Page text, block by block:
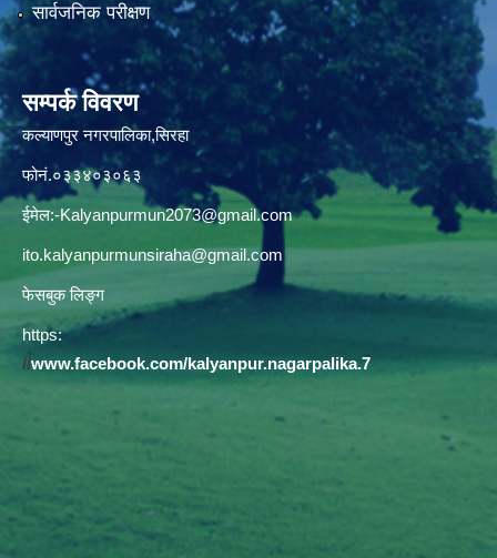
सार्वजनिक परीक्षण
सम्पर्क विवरण
कल्याणपुर नगरपालिका,सिरहा
फोनं.०३३४०३०६३
ईमेल:-Kalyanpurmun2073@gmail.com
ito.kalyanpurmunsiraha@gmail.com
फेसबुक लिङ्ग
https:
//www.facebook.com/kalyanpur.nagarpalika.7